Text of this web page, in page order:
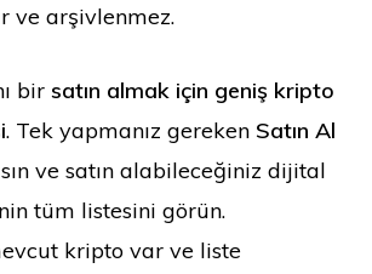
ve arşivlenmez.
birsatın almak için geniş kripto
. Tek yapmanız gereken Satın Al
ve satın alabileceğiniz dijital
tüm listesini görün.
kripto var ve liste